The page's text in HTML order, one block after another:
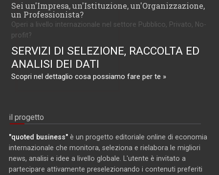
Sei un'Impresa, un'Istituzione, un'Organizzazione,
un Professionista?
Operi a livello internazionale nel settore Pubblico, Privato, No-
profit?
SERVIZI DI SELEZIONE, RACCOLTA ED
ANALISI DEI DATI
Scopri nel dettaglio cosa possiamo fare per te »
il progetto
"quoted business" è un progetto editoriale online di economia
internazionale che monitora, seleziona e rielabora le migliori
news, analisi e idee a livello globale. L'utente è invitato a
partecipare attivamente preselezionando i contenuti preferiti